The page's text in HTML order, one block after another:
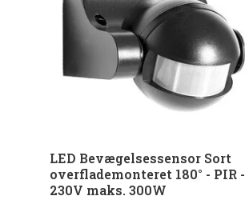
LED Bevægelsessensor Sort
overflademonteret 180° - PIR -
230V maks. 300W